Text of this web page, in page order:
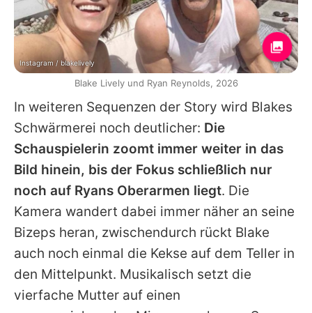
In weiteren Sequenzen der Story wird Blakes
Schwärmerei noch deutlicher: Die
Schauspielerin zoomt immer weiter in das
Bild hinein, bis der Fokus schließlich nur
noch auf Ryans Oberarmen liegt. Die
Kamera wandert dabei immer näher an seine
Bizeps heran, zwischendurch rückt Blake
auch noch einmal die Kekse auf dem Teller in
den Mittelpunkt. Musikalisch setzt die
vierfache Mutter auf einen
Instagram / blakelively
Blake Lively und Ryan Reynolds, 2026